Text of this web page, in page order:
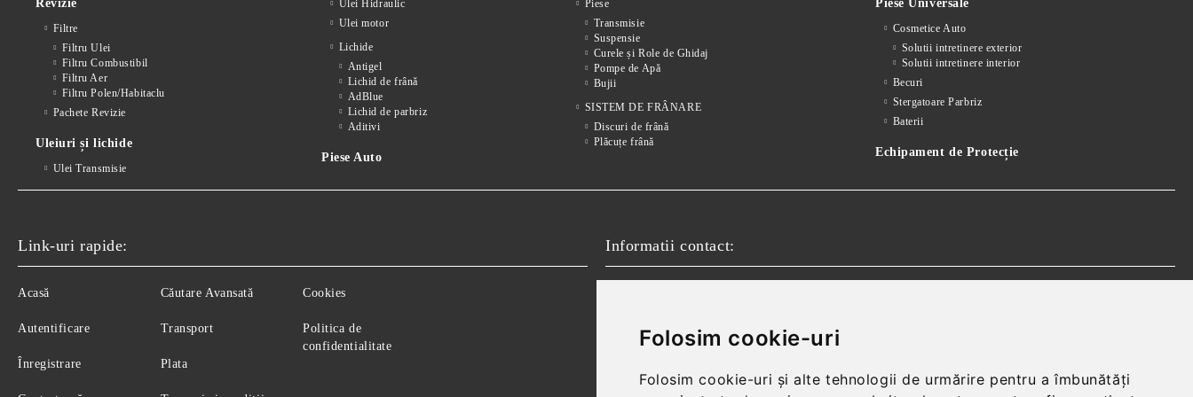
Folosim cookie-uri
Folosim cookie-uri și alte tehnologii de urmărire pentru a îmbunătăți
Revizie
Filtre
Filtru Ulei
Filtru Combustibil
Filtru Aer
Filtru Polen/Habitaclu
Pachete Revizie
Uleiuri și lichide
Ulei Transmisie
Ulei Hidraulic
Ulei motor
Lichide
Antigel
Lichid de frânǎ
AdBlue
Lichid de parbriz
Aditivi
Piese Auto
Piese
Transmisie
Suspensie
Curele și Role de Ghidaj
Pompe de Apă
Bujii
SISTEM DE FRÂNARE
Discuri de frână
Plăcuțe frână
Piese Universale
Cosmetice Auto
Solutii intretinere exterior
Solutii intretinere interior
Becuri
Stergatoare Parbriz
Baterii
Echipament de Protecție
Link-uri rapide:
Acasă
Autentificare
Înregistrare
Căutare Avansată
Transport
Plata
Cookies
Politica de
confidentialitate
Informatii contact: